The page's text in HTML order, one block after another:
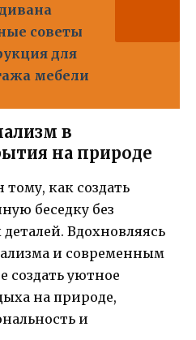
советы
для
мебели
в
на природе
тому, как создать
беседку без
Вдохновляясь
и современным
создать уютное
на природе,
и